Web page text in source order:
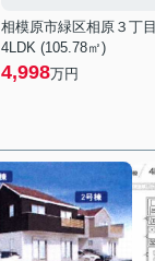
相模原市緑区相原３丁目
4LDK (105.78㎡)
4,998万円